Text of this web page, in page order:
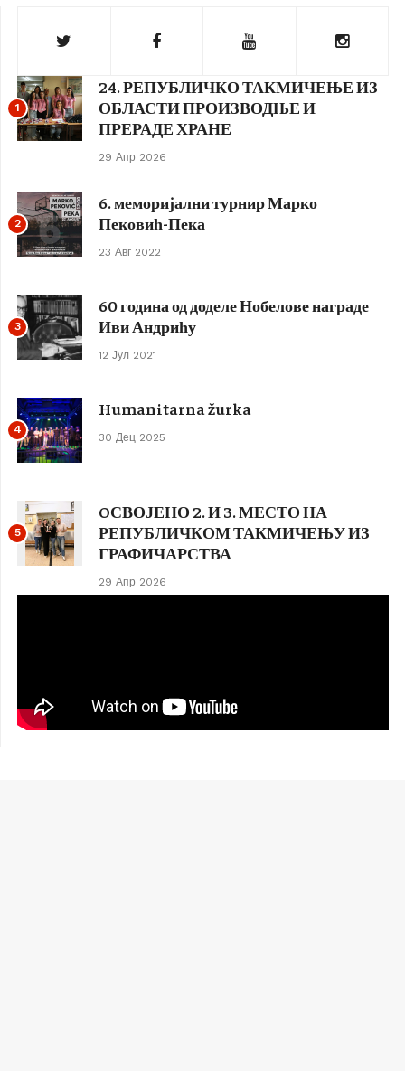
1
24. РЕПУБЛИЧКО ТАКМИЧЕЊЕ ИЗ
ОБЛАСТИ ПРОИЗВОДЊЕ И
ПРЕРАДЕ ХРАНЕ
29 Апр 2026
2
6. меморијални турнир Марко
Пековић-Пека
23 Авг 2022
3
60 година од доделе Нобелове награде
Иви Андрићу
12 Јул 2021
4
Humanitarna žurka
30 Дец 2025
5
OСВОЈЕНО 2. И 3. МЕСТО НА
РЕПУБЛИЧКОМ ТАКМИЧЕЊУ ИЗ
ГРАФИЧАРСТВА
29 Апр 2026